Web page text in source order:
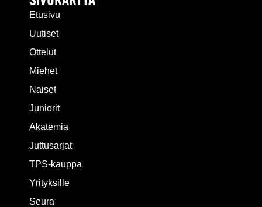
Etusivu
Uutiset
Ottelut
Miehet
Naiset
Juniorit
Akatemia
Juttusarjat
TPS-kauppa
Yrityksille
Seura